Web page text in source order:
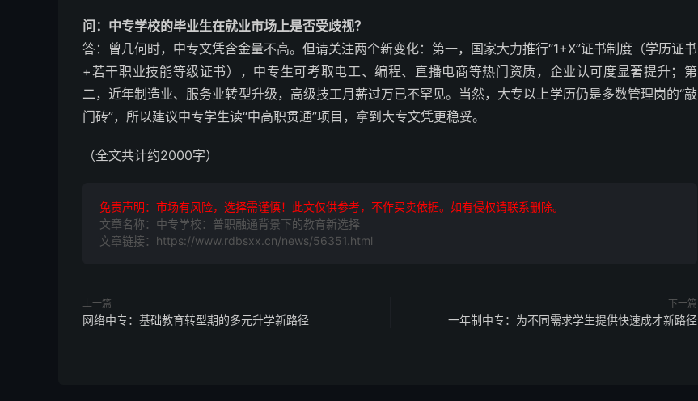
问：中专学校的毕业生在就业市场上是否受歧视？
答：曾几何时，中专文凭含金量不高。但请关注两个新变化：第一，国家大力推行“1+X”证书制度（学历证书
+若干职业技能等级证书），中专生可考取电工、编程、直播电商等热门资质，企业认可度显著提升；第
二，近年制造业、服务业转型升级，高级技工月薪过万已不罕见。当然，大专以上学历仍是多数管理岗的“敲
门砖”，所以建议中专学生读“中高职贯通”项目，拿到大专文凭更稳妥。
（全文共计约2000字）
免责声明：市场有风险，选择需谨慎！此文仅供参考，不作买卖依据。如有侵权请联系删除。
文章名称：中专学校：普职融通背景下的教育新选择
文章链接：https://www.rdbsxx.cn/news/56351.html
上一篇
网络中专：基础教育转型期的多元升学新路径
下一篇
一年制中专：为不同需求学生提供快速成才新路径